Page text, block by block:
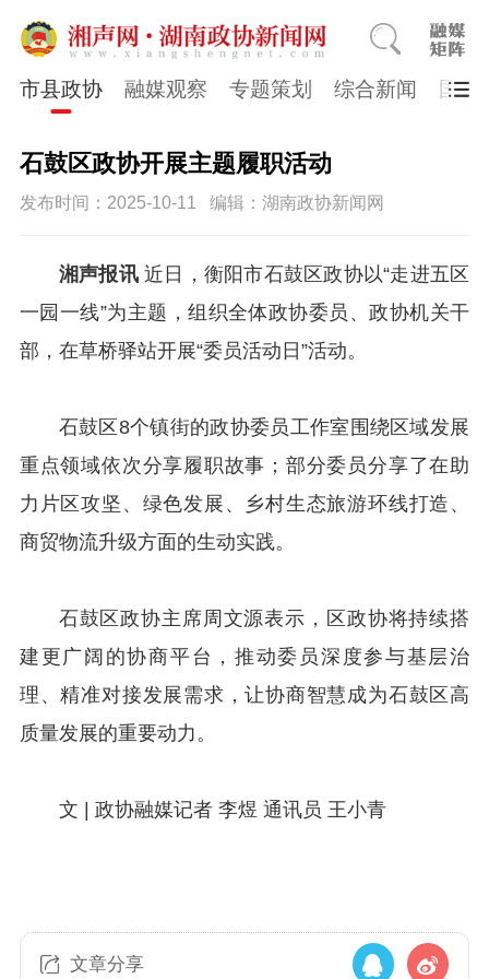
市县政协 融媒观察 专题策划 综合新闻 国医
石鼓区政协开展主题履职活动
发布时间：2025-10-11 编辑：湖南政协新闻网
湘声报讯近日，衡阳市石鼓区政协以“走进五区
一园一线”为主题，组织全体政协委员、政协机关干
部，在草桥驿站开展“委员活动日”活动。
石鼓区8个镇街的政协委员工作室围绕区域发展
重点领域依次分享履职故事；部分委员分享了在助
力片区攻坚、绿色发展、乡村生态旅游环线打造、
商贸物流升级方面的生动实践。
石鼓区政协主席周文源表示，区政协将持续搭
建更广阔的协商平台，推动委员深度参与基层治
理、精准对接发展需求，让协商智慧成为石鼓区高
质量发展的重要动力。
文 | 政协融媒记者 李煜 通讯员 王小青
文章分享